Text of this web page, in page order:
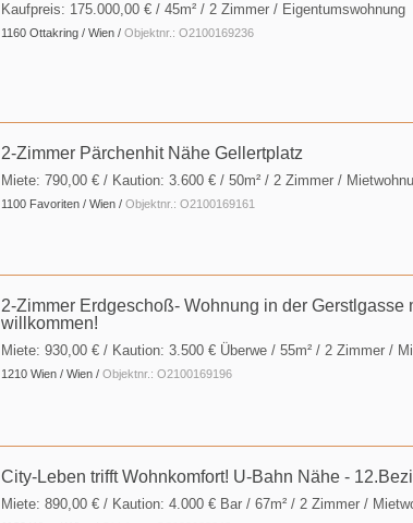
Kaufpreis: 175.000,00 € / 45m² / 2 Zimmer / Eigentumswohnung
1160 Ottakring / Wien / Objektnr.: O2100169236
2-Zimmer Pärchenhit Nähe Gellertplatz
Miete: 790,00 € / Kaution: 3.600 € / 50m² / 2 Zimmer /
1100 Favoriten / Wien / Objektnr.: O2100169161
2-Zimmer Erdgeschoß- Wohnung in der Gerstlgasse
willkommen!
Miete: 930,00 € / Kaution: 3.500 € Überwe / 55m² / 2 Zimmer /
1210 Wien / Wien / Objektnr.: O2100169196
City-Leben trifft Wohnkomfort! U-Bahn Nähe -
Miete: 890,00 € / Kaution: 4.000 € Bar / 67m² / 2 Zimmer /